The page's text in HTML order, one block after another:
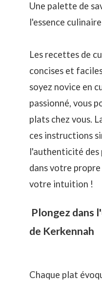
Une palette de
l'essence
Les recettes de
concises et
soyez novice en
passionné, vous
plats chez vous.
ces instructions
l'authenticité des
dans votre
votre intuition !
Plongez dans
de Kerkennah
Chaque plat